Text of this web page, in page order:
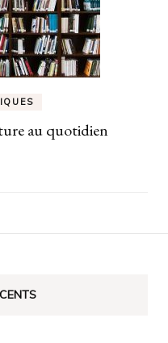
au quotidien